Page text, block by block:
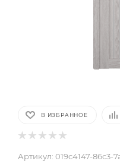
В ИЗБРАННОЕ
Артикул: 019c4147-86c3-